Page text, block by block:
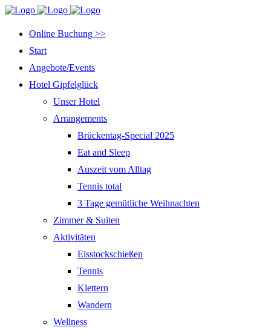
Online Buchung >>
Start
Angebote/Events
Hotel Gipfelglück
Unser Hotel
Arrangements
Brückentag-Special 2025
Eat and Sleep
Auszeit vom Alltag
Tennis total
3 Tage gemütliche Weihnachten
Zimmer & Suiten
Aktivitäten
Eisstockschießen
Tennis
Klettern
Wandern
Wellness